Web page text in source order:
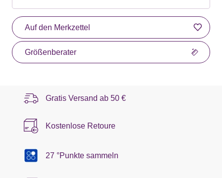
Auf den Merkzettel
Größenberater
Gratis Versand ab 50 €
Kostenlose Retoure
27 °Punkte sammeln